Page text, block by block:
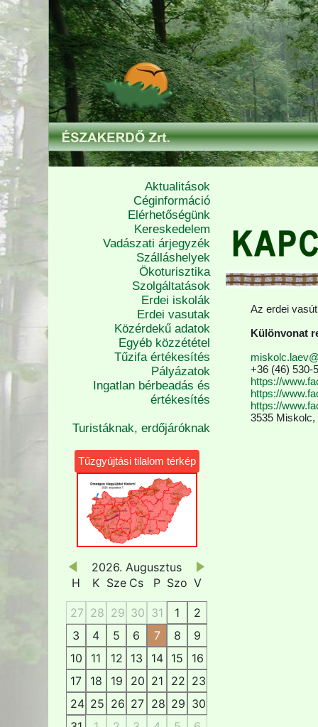
Aktualitások
Céginformáció
Elérhetőségünk
Kereskedelem
Vadászati árjegyzék
Szálláshelyek
Ökoturisztika
Szolgáltatások
Erdei iskolák
Erdei vasutak
Közérdekű adatok
Egyéb közzététel
Tűzifa értékesítés
Pályázatok
Ingatlan bérbeadás és
értékesítés
Turistáknak, erdőjáróknak
Tűzgyújtási tilalom térkép
2026. Augusztus
H
K Sze Cs P Szo V
27 28 29 30 31 1
2
3
4 5 6 7 8
9
10
11 12 13 14 15
16
17
18 19 20 21 22 23
24 25 26 27 28 29 30
Az erdei
Különvonat
+36 (46) 530-
https://
https://
https://
3535 Miskolc,